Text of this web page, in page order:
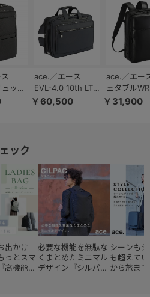
ック
イ
ace.／エース
EVL-4.0 10th LTD
3WAY 2気室 エキ
￥60,500
ace.／エー
ェタブル
ネスリュッ
￥31,900
ック
出かけ
っとスマ
高機能レ
必要な機能を無駄な
くまとめたミニマル
デザイン『シルパッ
シーンも
も超えて
から旅ま